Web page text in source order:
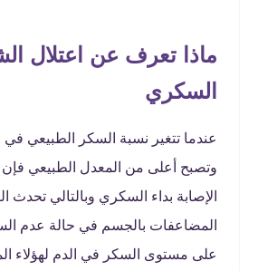
ماذا تعرف عن اعتلال
السكري
عندما تتغير نسبة السكر الطبيعي
وتصبح أعلى من المعدل الطبيعي
الإصابة بداء السكري وبالتالي تحدث
المضاعفات بالجسم في حالة عدم
على مستوى السكر في الدم لهؤلاء